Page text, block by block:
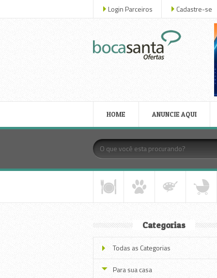
Login Parceiros Cadastre-se
HOME ANUNCIE AQUI
Categorias
Todas as Categorias
Para sua casa